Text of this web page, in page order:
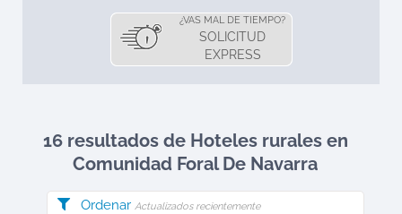
¿VAS MAL DE TIEMPO?
SOLICITUD
EXPRESS
16 resultados de Hoteles rurales en
Comunidad Foral De Navarra
Ordenar Actualizados recientemente